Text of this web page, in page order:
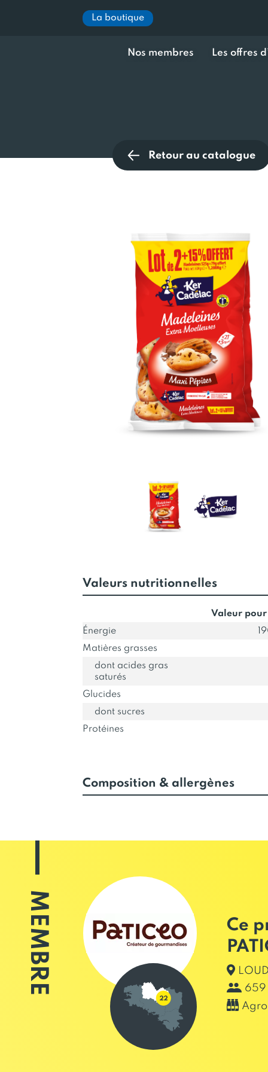
La boutique
Nos membres Les offres
Retour au catalogue
Valeurs nutritionnelles
Valeur pour
Énergie
Matières grasses
dont acides gras
saturés
Glucides
dont sucres
Protéines
Composition & allergènes
MEMBRE
Ce
659